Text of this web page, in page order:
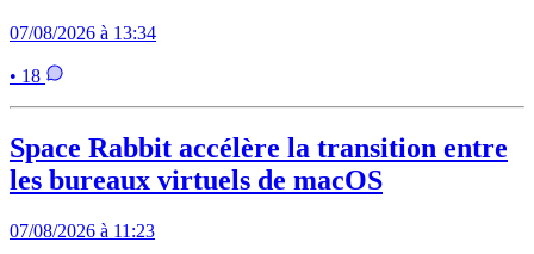
07/08/2026 à 13:34
• 18
Space Rabbit accélère la transition entre
les bureaux virtuels de macOS
07/08/2026 à 11:23